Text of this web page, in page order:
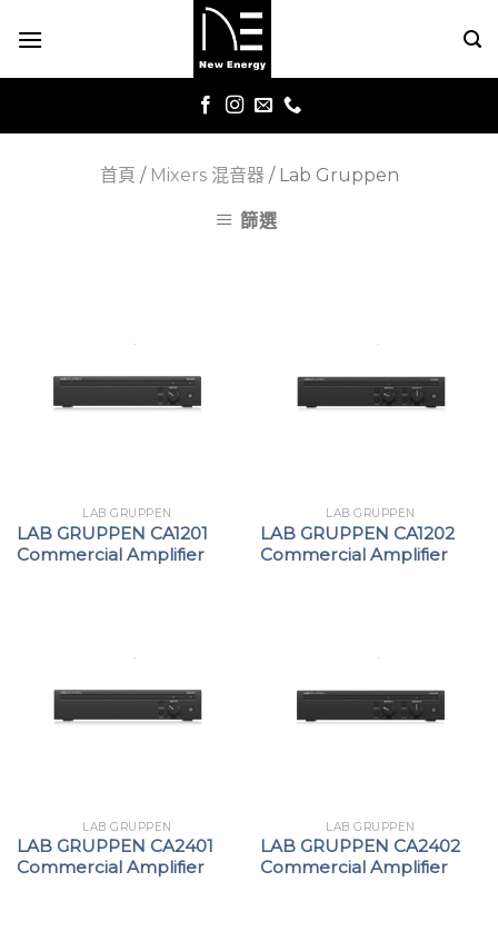
首頁 / Mixers 混音器 / Lab Gruppen
篩選
LAB GRUPPEN
LAB GRUPPEN CA1201
Commercial Amplifier
LAB GRUPPEN
LAB GRUPPEN CA1202
Commercial Amplifier
LAB GRUPPEN
LAB GRUPPEN CA2401
Commercial Amplifier
LAB GRUPPEN
LAB GRUPPEN CA2402
Commercial Amplifier